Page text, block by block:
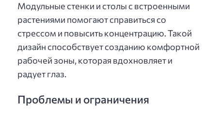
Модульные стенки и столы с встроенными
растениями помогают справиться со
стрессом и повысить концентрацию. Такой
дизайн способствует созданию комфортной
рабочей зоны, которая вдохновляет и
радует глаз.
Проблемы и ограничения